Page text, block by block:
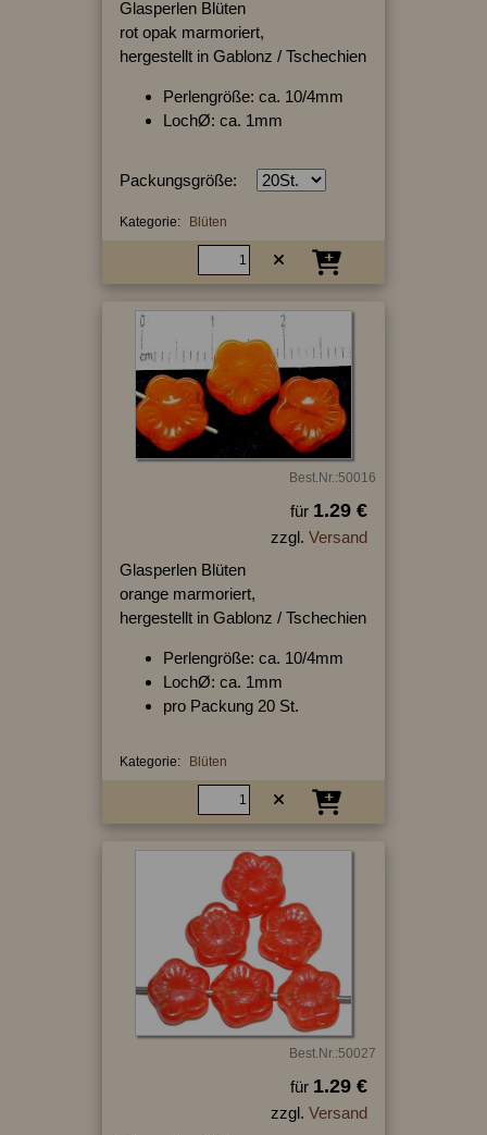
Glasperlen Blüten
rot opak marmoriert,
hergestellt in Gablonz / Tschechien
Perlengröße: ca. 10/4mm
LochØ: ca. 1mm
Packungsgröße:
Kategorie: Blüten
Best.Nr.:50016
für 1.29 €
zzgl. Versand
Glasperlen Blüten
orange marmoriert,
hergestellt in Gablonz / Tschechien
Perlengröße: ca. 10/4mm
LochØ: ca. 1mm
pro Packung 20 St.
Kategorie: Blüten
Best.Nr.:50027
für 1.29 €
zzgl. Versand